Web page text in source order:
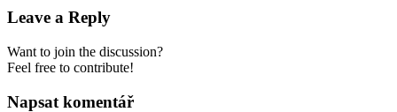
Leave a Reply
Want to join the discussion?
Feel free to contribute!
Napsat komentář